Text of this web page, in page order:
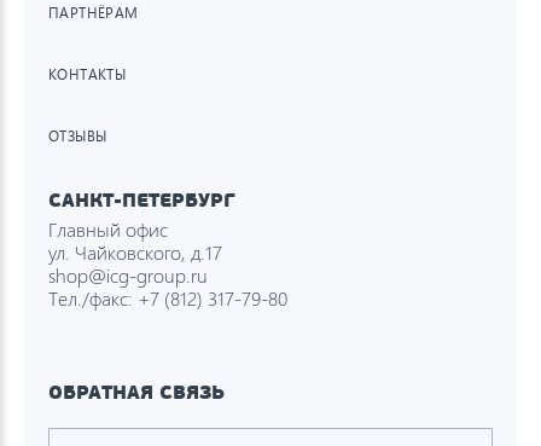
ПАРТНЁРАМ
КОНТАКТЫ
ОТЗЫВЫ
САНКТ-ПЕТЕРБУРГ
Главный офис
ул. Чайковского, д.17
shop@icg-group.ru
Тел./факс: +7 (812) 317-79-80
ОБРАТНАЯ СВЯЗЬ